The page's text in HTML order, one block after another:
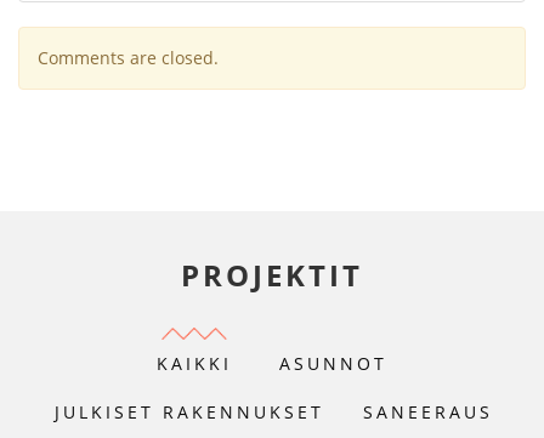
Comments are closed.
PROJEKTIT
KAIKKI ASUNNOT
JULKISET RAKENNUKSET SANEERAUS